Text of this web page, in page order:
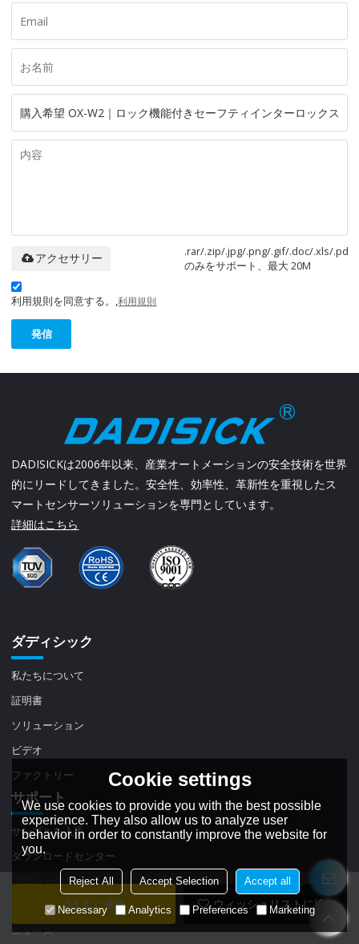
すぐ連絡 ウィッシュリストに追加
.rar/.zip/.jpg/.png/.gif/.doc/.xls/.pdf
のみをサポート、最大 20M
アクセサリー
利用規則を同意する。,利用規則
発信
DADISICKは2006年以来、産業オートメーションの安全技術を世界
的にリードしてきました。安全性、効率性、革新性を重視したス
マートセンサーソリューションを専門としています。
詳細はこちら
ダディシック
私たちについて
証明書
ソリューション
ビデオ
ファクトリー
サポート
サンプルを入手
ダウンロードセンター
プロジェクト
ニュース
Cookie settings
We use cookies to provide you with the best possible
experience. They also allow us to analyze user
behavior in order to constantly improve the website for
you.
Reject All Accept Selection Accept all
Necessary Analytics Preferences Marketing